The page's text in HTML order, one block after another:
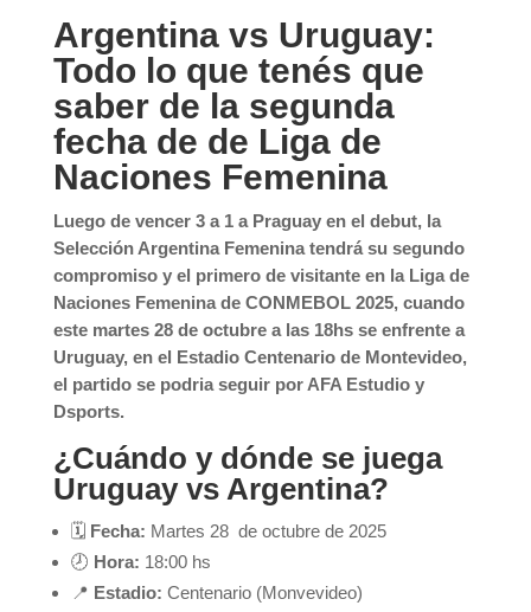
Argentina vs Uruguay:
Todo lo que tenés que
saber de la segunda
fecha de de Liga de
Naciones Femenina
Luego de vencer 3 a 1 a Praguay en el debut, la
Selección Argentina Femenina tendrá su segundo
compromiso y el primero de visitante en la Liga de
Naciones Femenina de CONMEBOL 2025, cuando
este martes 28 de octubre a las 18hs se enfrente a
Uruguay, en el Estadio Centenario de Montevideo,
el partido se podria seguir por AFA Estudio y
Dsports.
¿Cuándo y dónde se juega
Uruguay vs Argentina?
🗓 Fecha: Martes 28 de octubre de 2025
🕗 Hora: 18:00 hs
📍 Estadio: Centenario (Monvevideo)